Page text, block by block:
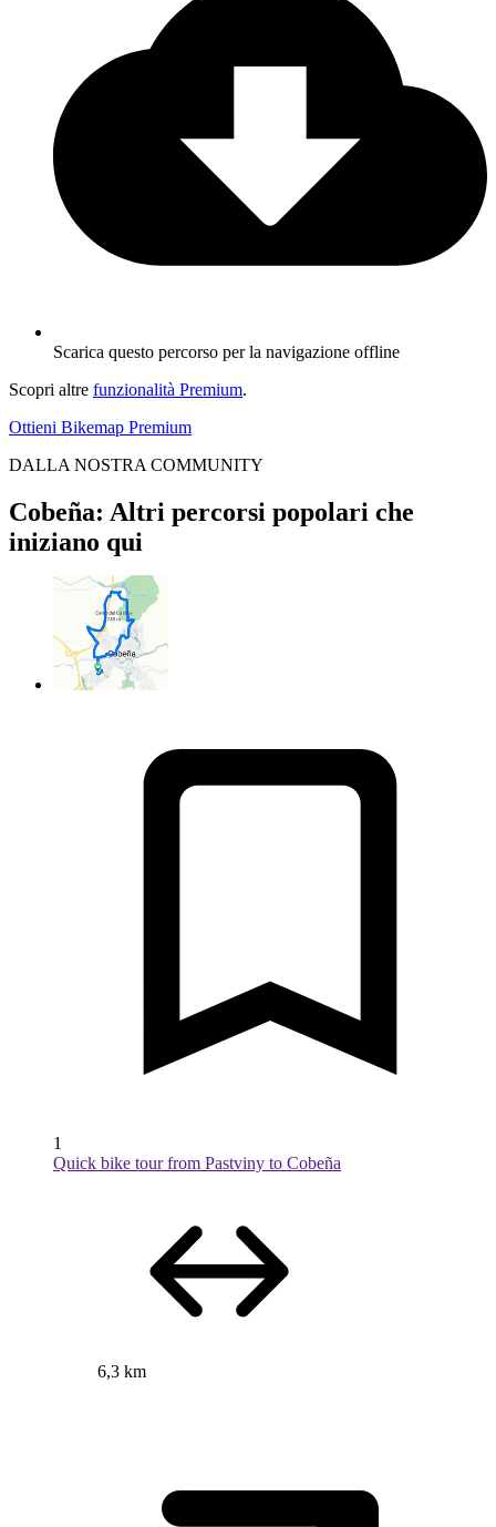
Scarica questo percorso per la navigazione offline
Scopri altre funzionalità Premium.
Ottieni Bikemap Premium
DALLA NOSTRA COMMUNITY
Cobeña: Altri percorsi popolari che
iniziano qui
1
Quick bike tour from Pastviny to Cobeña
6,3 km